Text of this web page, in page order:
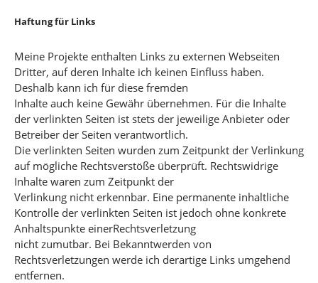
Haftung für Links
Meine Projekte enthalten Links zu externen Webseiten
Dritter, auf deren Inhalte ich keinen Einfluss haben.
Deshalb kann ich für diese fremden
Inhalte auch keine Gewähr übernehmen. Für die Inhalte
der verlinkten Seiten ist stets der jeweilige Anbieter oder
Betreiber der Seiten verantwortlich.
Die verlinkten Seiten wurden zum Zeitpunkt der Verlinkung
auf mögliche Rechtsverstöße überprüft. Rechtswidrige
Inhalte waren zum Zeitpunkt der
Verlinkung nicht erkennbar. Eine permanente inhaltliche
Kontrolle der verlinkten Seiten ist jedoch ohne konkrete
Anhaltspunkte einerRechtsverletzung
nicht zumutbar. Bei Bekanntwerden von
Rechtsverletzungen werde ich derartige Links umgehend
entfernen.